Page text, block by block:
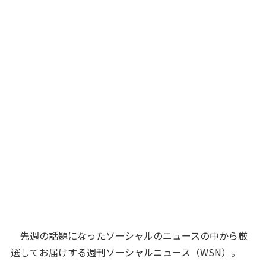
先週の話題になったソーシャルのニュースの中から厳
選してお届けする週刊ソーシャルニュース（WSN）。